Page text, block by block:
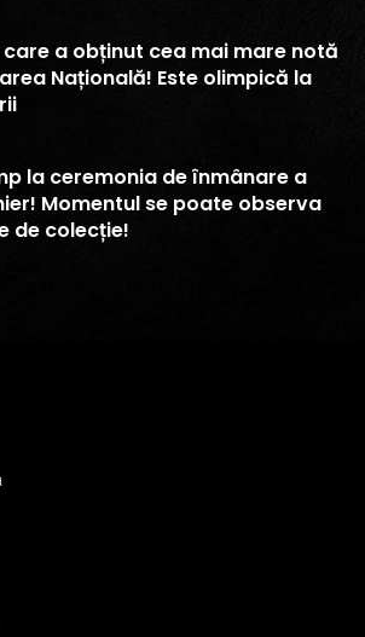
a obținut cea mai mare notă
Națională! Este olimpică la
la ceremonia de înmânare a
Momentul se poate observa
de colecție!